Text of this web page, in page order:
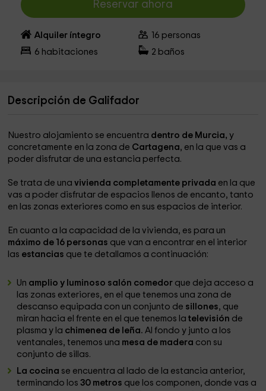
Reservar ahora
Alquiler íntegro 16 personas
6 habitaciones 2 baños
Descripción de Galifador
Nuestro alojamiento se encuentra dentro de Murcia,y
concretamente en la zona de Cartagena, en la que vas a
poder disfrutar de una estancia perfecta.
Se trata de una vivienda completamente privada en la que
vas a poder disfrutar de espacios llenos de encanto, tanto
en las zonas exteriores como en sus espacios de interior.
En cuanto a la capacidad de la vivienda, es para un
máximo de 16 personas que van a encontrar en el interior
las estancias que te detallamos a continuación:
Un amplio y luminoso salón comedor que deja acceso a
las zonas exteriores, en el que tenemos una zona de
descanso equipada con un conjunto de sillones, que
miran hacia el frente en el que tenemos latelevisión de
plasma y la chimenea de leña. Al fondo y junto a los
ventanales, tenemos una mesa de madera con su
conjunto de sillas.
La cocina se encuentra al lado de la estancia anterior,
terminando los 30 metros que los componen, donde vas a